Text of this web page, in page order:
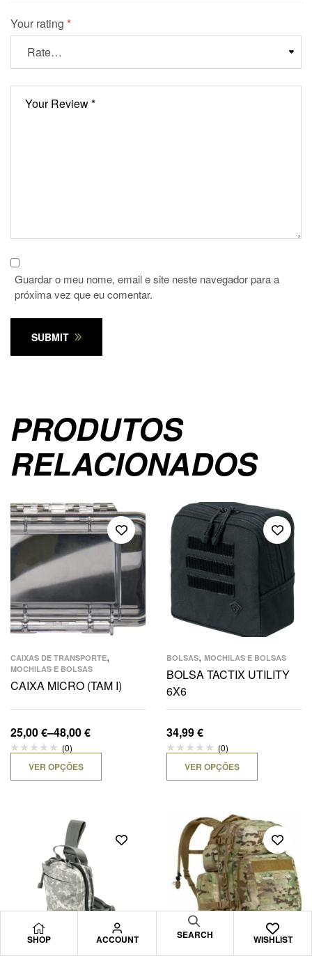
Your rating *
Guardar o meu nome, email e site neste navegador para a
próxima vez que eu comentar.
SUBMIT
PRODUTOS
RELACIONADOS
CAIXAS DE TRANSPORTE,
MOCHILAS E BOLSAS
CAIXA MICRO (TAM I)
25,00€–48,00€
(0)
VER OPÇÕES
BOLSAS, MOCHILAS E BOLSAS
BOLSA TACTIX UTILITY
6X6
34,99€
(0)
VER OPÇÕES
SHOP ACCOUNT SEARCH WISHLIST